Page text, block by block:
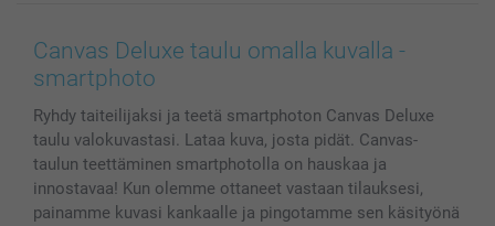
Valokuvat, Julisteet & Taskukirjat
Kännykkä & Tabletti
Kuvakalenterit & Päivyrit
Valokuvakehykset & Lisätarvikkeet
Lahjakortti
Kaikki kuvatuotteet
Evästekäytäntö
Sivukartta
Investor Relations
100% tyytyväisyystakuu
smartbonus
Tilausten tila
Canvas Deluxe taulu omalla kuvalla -
smartphoto
Ryhdy taiteilijaksi ja teetä smartphoton Canvas Deluxe
taulu valokuvastasi. Lataa kuva, josta pidät. Canvas-
taulun teettäminen smartphotolla on hauskaa ja
innostavaa! Kun olemme ottaneet vastaan tilauksesi,
painamme kuvasi kankaalle ja pingotamme sen käsityönä